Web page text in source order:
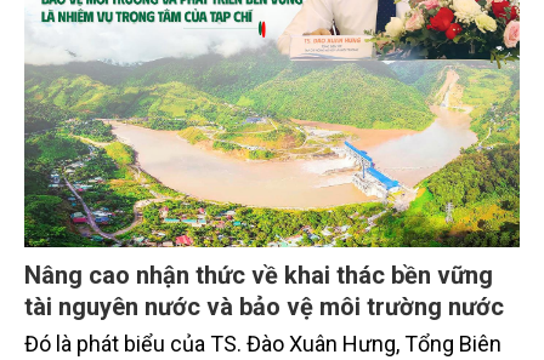
Nâng cao nhận thức về khai thác bền vững
tài nguyên nước và bảo vệ môi trường nước
Đó là phát biểu của TS. Đào Xuân Hưng, Tổng Biên